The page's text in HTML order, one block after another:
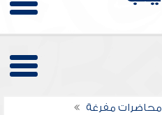
محاضرات مفرغة